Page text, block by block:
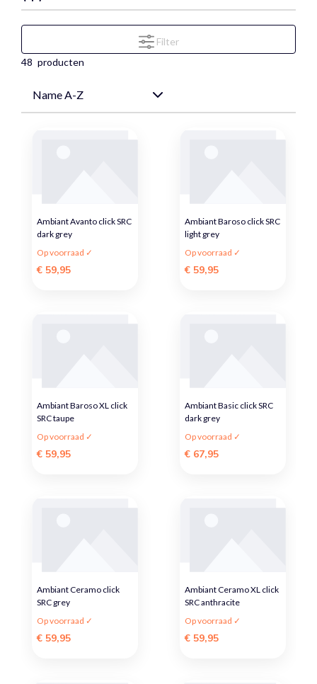
Filter
48 producten
Ambiant Avanto click SRC
dark grey
Op voorraad ✓
€ 59,95
Ambiant Baroso click SRC
light grey
Op voorraad ✓
€ 59,95
Ambiant Baroso XL click
SRC taupe
Op voorraad ✓
€ 59,95
Ambiant Basic click SRC
dark grey
Op voorraad ✓
€ 67,95
Ambiant Ceramo click
SRC grey
Op voorraad ✓
€ 59,95
Ambiant Ceramo XL click
SRC anthracite
Op voorraad ✓
€ 59,95